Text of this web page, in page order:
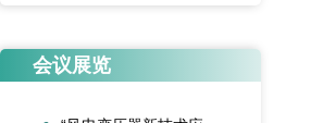
会议展览